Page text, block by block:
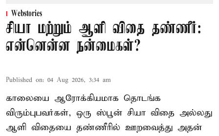
Webstories
சியா மற்றும் ஆளி விதை தண்ணீர்:
என்னென்ன நன்மைகள்?
Published on: 04 Aug 2026, 3:34 am
காலையை ஆரோக்கியமாக தொடங்க
விரும்புபவர்கள், ஒரு ஸ்பூன் சியா விதை அல்லது
ஆளி விதையை தண்ணீரில் ஊறவைத்து அதன்